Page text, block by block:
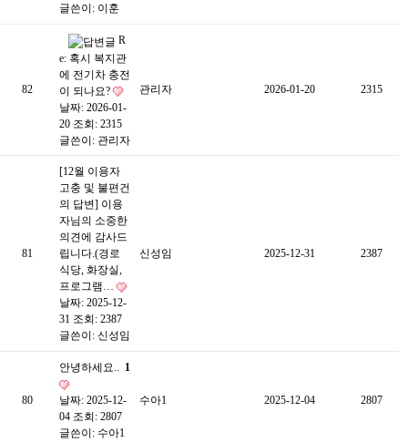
글쓴이: 이훈
82
R
e: 혹시 복지관
에 전기차 충전
이 되나요?
날짜: 2026-01-
20 조회: 2315
글쓴이: 관리자
관리자 2026-01-20 2315
81
[12월 이용자
고충 및 불편건
의 답변] 이용
자님의 소중한
의견에 감사드
립니다.(경로
식당, 화장실,
프로그램…
날짜: 2025-12-
31 조회: 2387
글쓴이: 신성임
신성임 2025-12-31 2387
80
안녕하세요.. 1
날짜: 2025-12-
04 조회: 2807
글쓴이: 수아1
수아1 2025-12-04 2807